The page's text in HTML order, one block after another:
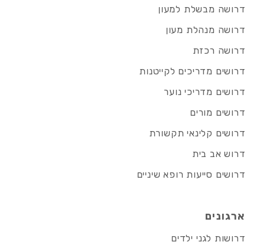
דרושה מבשלת למעון
דרושה מנהלת מעון
דרושה רכזת
דרושים מדריכים לקייטנות
דרושים מדריכי נוער
דרושים מורים
דרושים קלינאי תקשורת
דרוש אב בית
דרושים סייעות רופא שיניים
ארגונים
דרושות לגני ילדים